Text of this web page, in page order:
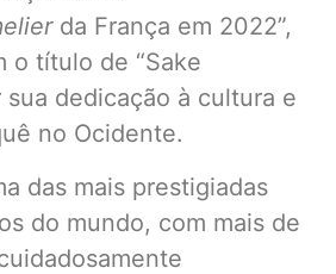
da França em 2022”,
o título de “Sake
sua dedicação à cultura e
no Ocidente.
das mais prestigiadas
do mundo, com mais de